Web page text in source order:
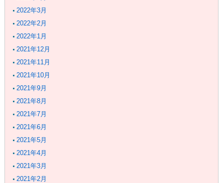
2022年3月
2022年2月
2022年1月
2021年12月
2021年11月
2021年10月
2021年9月
2021年8月
2021年7月
2021年6月
2021年5月
2021年4月
2021年3月
2021年2月